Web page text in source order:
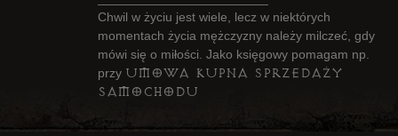
Chwil w życiu jest wiele, lecz w niektórych
momentach życia mężczyzny należy milczeć, gdy
mówi się o miłości. Jako księgowy pomagam np.
przy umowa kupna sprzedaży
samochodu